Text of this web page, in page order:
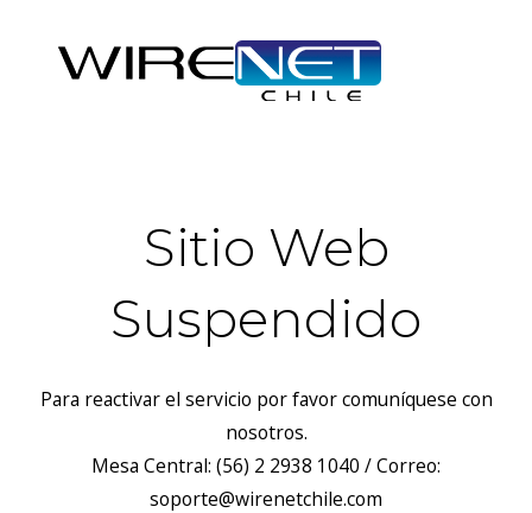
Sitio Web
Suspendido
Para reactivar el servicio por favor comuníquese con
nosotros.
Mesa Central: (56) 2 2938 1040 / Correo:
soporte@wirenetchile.com